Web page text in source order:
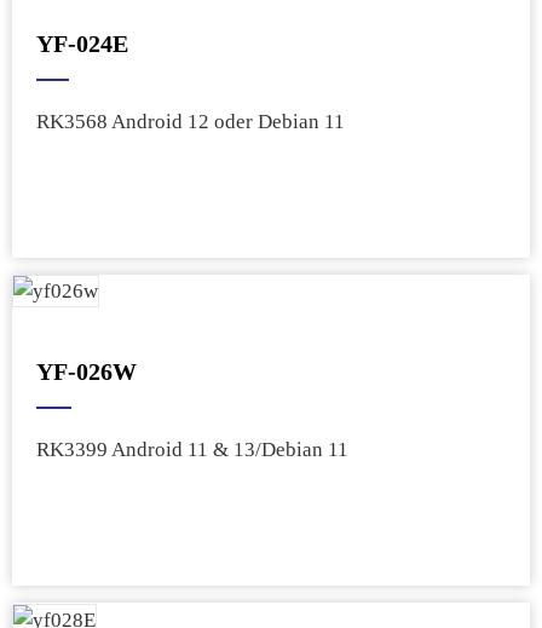
YF-024E
RK3568 Android 12 oder Debian 11
YF-026W
RK3399 Android 11 & 13/Debian 11